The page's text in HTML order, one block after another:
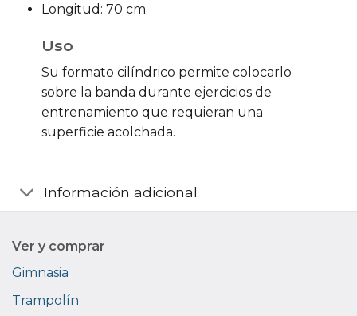
Longitud: 70 cm.
Uso
Su formato cilíndrico permite colocarlo
sobre la banda durante ejercicios de
entrenamiento que requieran una
superficie acolchada.
Información adicional
Ver y comprar
Gimnasia
Trampolín